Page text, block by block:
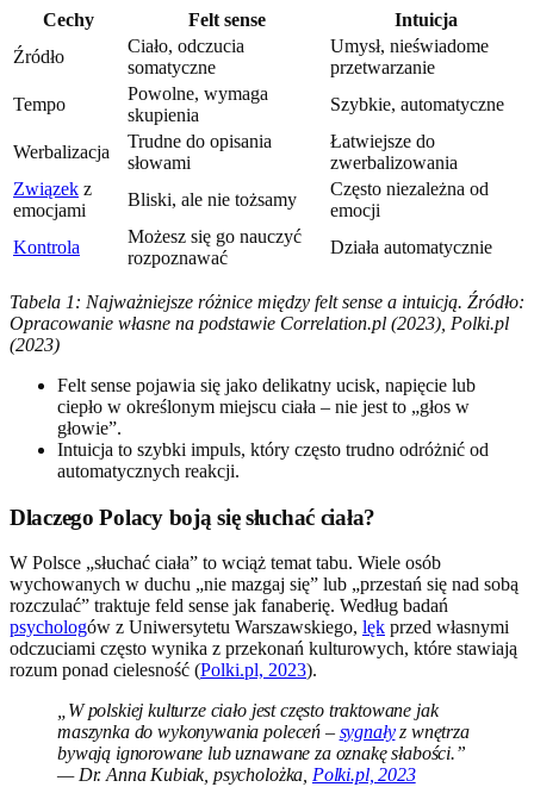
Cechy Felt sense
Intuicja
Źródło
Ciało, odczucia
somatyczne
Umysł, nieświadome
przetwarzanie
Tempo
Powolne, wymaga
skupienia
Szybkie, automatyczne
Werbalizacja
Trudne do opisania
słowami
Łatwiejsze do
zwerbalizowania
Związek z
emocjami
Bliski, ale nie tożsamy
Często niezależna od
emocji
Kontrola
Możesz się go nauczyć
rozpoznawać
Działa automatycznie
Tabela 1: Najważniejsze różnice między felt sense a intuicją. Źródło:
Opracowanie własne na podstawie Correlation.pl (2023), Polki.pl
(2023)
Felt sense pojawia się jako delikatny ucisk, napięcie lub
ciepło w określonym miejscu ciała – nie jest to „głos w
głowie”.
Intuicja to szybki impuls, który często trudno odróżnić od
automatycznych reakcji.
Dlaczego Polacy boją się słuchać ciała?
W Polsce „słuchać ciała” to wciąż temat tabu. Wiele osób
wychowanych w duchu „nie mazgaj się” lub „przestań się nad sobą
rozczulać” traktuje feld sense jak fanaberię. Według badań
psychologów z Uniwersytetu Warszawskiego, lęk przed własnymi
odczuciami często wynika z przekonań kulturowych, które stawiają
rozum ponad cielesność (Polki.pl, 2023).
„W polskiej kulturze ciało jest często traktowane jak
maszynka do wykonywania poleceń – sygnałyz wnętrza
bywają ignorowane lub uznawane za oznakę słabości.”
— Dr. Anna Kubiak, psycholożka, Polki.pl, 2023